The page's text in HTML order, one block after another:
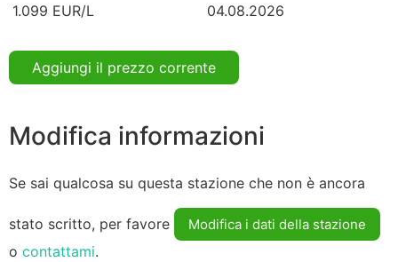
1.099 EUR/L 04.08.2026
Aggiungi il prezzo corrente
Modifica informazioni
Se sai qualcosa su questa stazione che non è ancora
stato scritto, per favore Modifica i dati della stazione
o contattami.